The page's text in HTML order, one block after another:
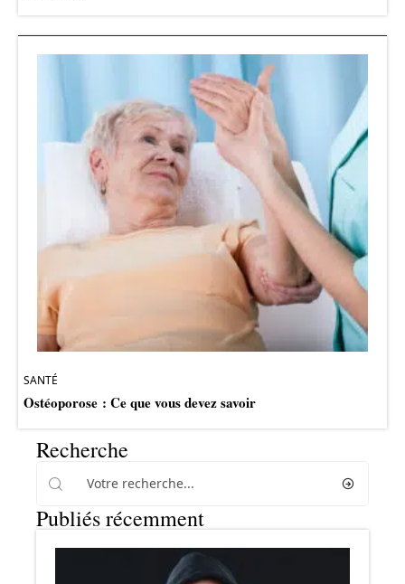
SANTÉ
Ostéoporose : Ce que vous devez savoir
Recherche
Publiés récemment